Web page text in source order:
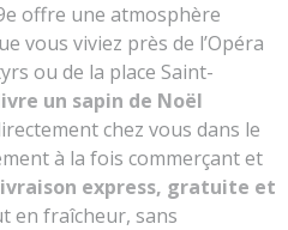
offre une atmosphère
vous viviez près de l’Opéra
ou de la place Saint-
un sapin de Noël
chez vous dans le
à la fois commerçant et
express, gratuite et
en fraîcheur, sans